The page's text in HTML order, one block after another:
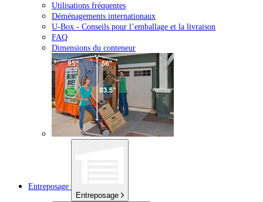
Utilisations fréquentes
Déménagements internationaux
U-Box - Conseils pour l’emballage et la livraison
FAQ
Dimensions du conteneur
Entreposage
Entreposage